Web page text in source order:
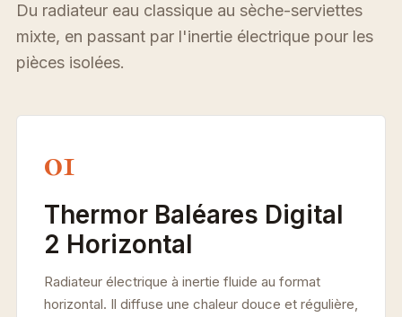
Du radiateur eau classique au sèche-serviettes
mixte, en passant par l'inertie électrique pour les
pièces isolées.
01
Thermor Baléares Digital
2 Horizontal
Radiateur électrique à inertie fluide au format
horizontal. Il diffuse une chaleur douce et régulière,